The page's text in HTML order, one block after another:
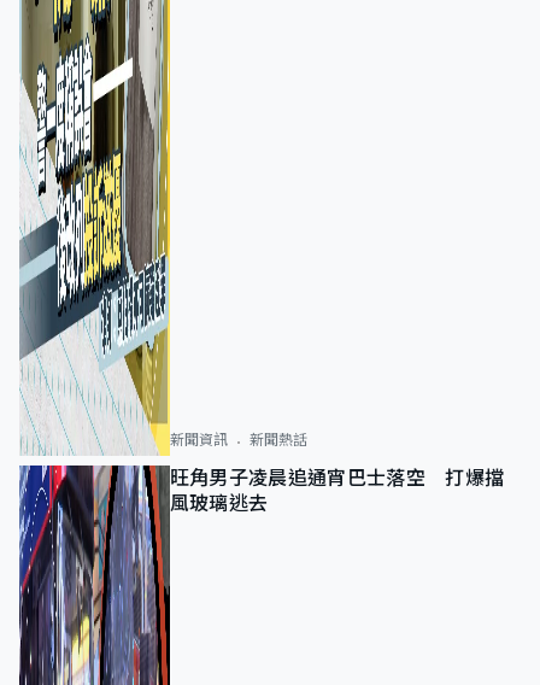
新聞資訊 新聞熱話
旺角男子凌晨追通宵巴士落空 打爆擋
風玻璃逃去